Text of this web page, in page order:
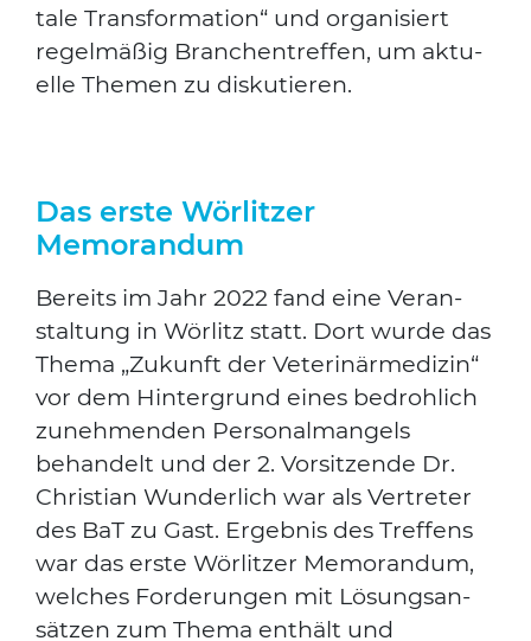
ta­le Trans­for­ma­ti­on“ und orga­ni­siert
regel­mä­ßig Bran­chen­tref­fen, um aktu­
el­le The­men zu dis­ku­tie­ren.
Das erste Wörlitzer
Memorandum
Bereits im Jahr 2022 fand eine Ver­an­
stal­tung in Wör­litz statt. Dort wur­de das
The­ma „Zukunft der Vete­ri­när­me­di­zin“
vor dem Hin­ter­grund eines bedroh­lich
zuneh­men­den Per­so­nal­man­gels
behan­delt und der 2. Vor­sit­zen­de Dr.
Chris­ti­an Wun­der­lich war als Ver­tre­ter
des BaT zu Gast. Ergeb­nis des Tref­fens
war das ers­te Wör­lit­zer Memo­ran­dum,
wel­ches For­de­run­gen mit Lösungs­an­
sät­zen zum The­ma ent­hält und